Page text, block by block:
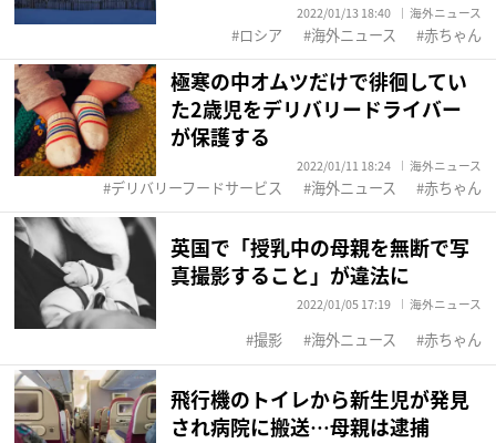
2022/01/13 18:40 海外ニュース
ロシア 海外ニュース 赤ちゃん
極寒の中オムツだけで徘徊してい
た2歳児をデリバリードライバー
が保護する
2022/01/11 18:24 海外ニュース
デリバリーフードサービス 海外ニュース 赤ちゃん
英国で「授乳中の母親を無断で写
真撮影すること」が違法に
2022/01/05 17:19 海外ニュース
撮影 海外ニュース 赤ちゃん
飛行機のトイレから新生児が発見
され病院に搬送…母親は逮捕